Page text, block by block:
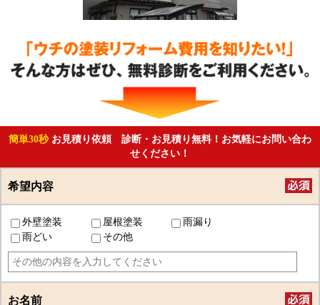
簡単30秒 お見積り依頼 診断・お見積り無料！お気軽にお問い合わ
せください！
希望内容
外壁塗装 屋根塗装
雨漏り
雨どい
その他
お名前